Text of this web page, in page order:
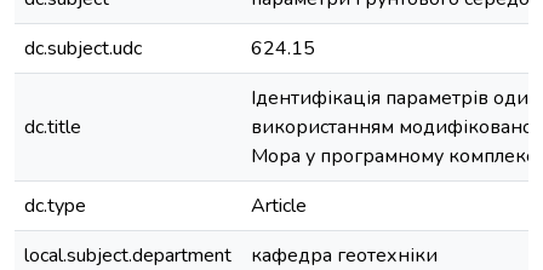
dc.subject.udc
624.15
dc.title
Ідентифікація параметрів
використанням
Мора у програмному комплексі
dc.type
Article
local.subject.department
кафедра геотехніки